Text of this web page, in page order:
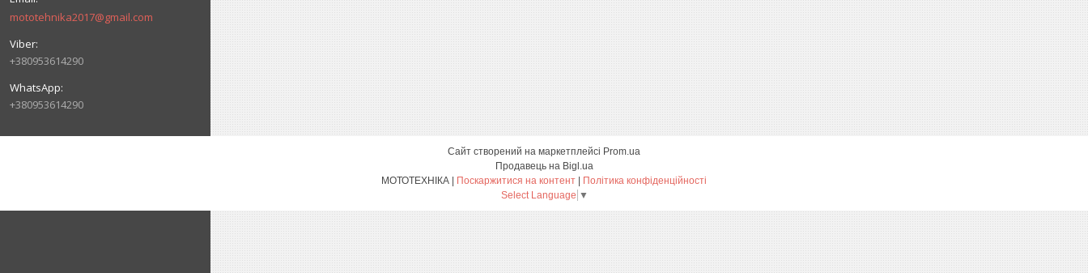
mototehnika2017@gmail.com
+380953614290
+380953614290
Сайт створений на маркетплейсі Prom.ua
Продавець на Bigl.ua
МОТОТЕХНІКА | Поскаржитися на контент | Політика конфіденційності
Select Language ▼